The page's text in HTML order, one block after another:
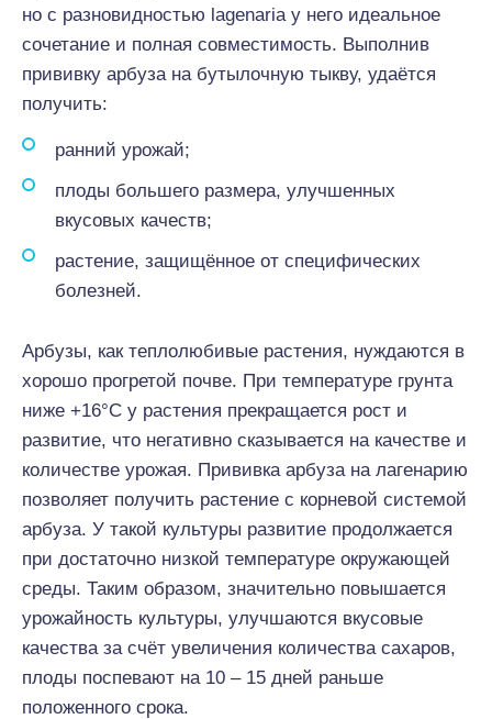
но с разновидностью lagenaria у него идеальное
сочетание и полная совместимость. Выполнив
прививку арбуза на бутылочную тыкву, удаётся
получить:
ранний урожай;
плоды большего размера, улучшенных
вкусовых качеств;
растение, защищённое от специфических
болезней.
Арбузы, как теплолюбивые растения, нуждаются в
хорошо прогретой почве. При температуре грунта
ниже +16°С у растения прекращается рост и
развитие, что негативно сказывается на качестве и
количестве урожая. Прививка арбуза на лагенарию
позволяет получить растение с корневой системой
арбуза. У такой культуры развитие продолжается
при достаточно низкой температуре окружающей
среды. Таким образом, значительно повышается
урожайность культуры, улучшаются вкусовые
качества за счёт увеличения количества сахаров,
плоды поспевают на 10 – 15 дней раньше
положенного срока.